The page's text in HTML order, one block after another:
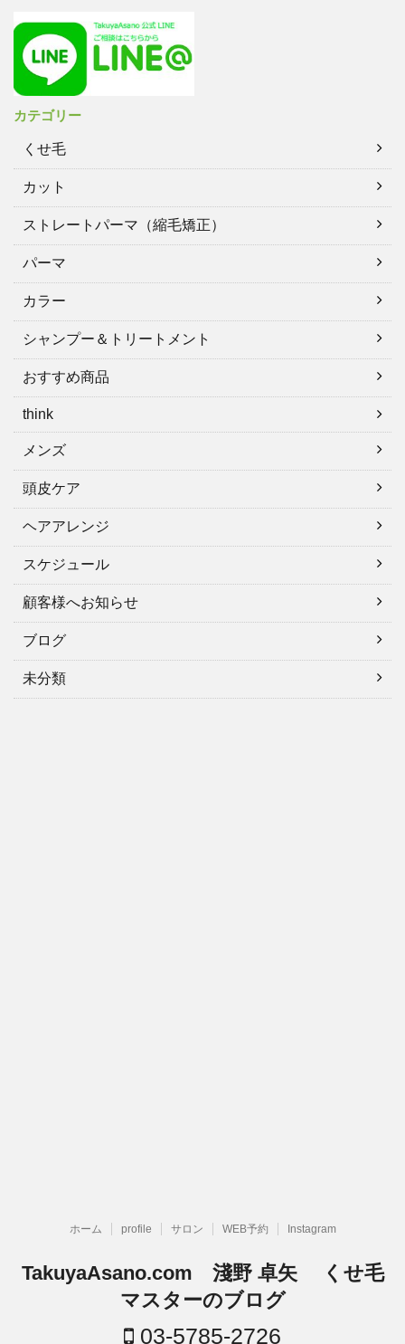
カテゴリー
くせ毛
カット
ストレートパーマ（縮毛矯正）
パーマ
カラー
シャンプー＆トリートメント
おすすめ商品
think
メンズ
頭皮ケア
ヘアアレンジ
スケジュール
顧客様へお知らせ
ブログ
未分類
ホーム profile サロン WEB予約 Instagram
TakuyaAsano.com 淺野 卓矢 くせ毛
マスターのブログ
03-5785-2726